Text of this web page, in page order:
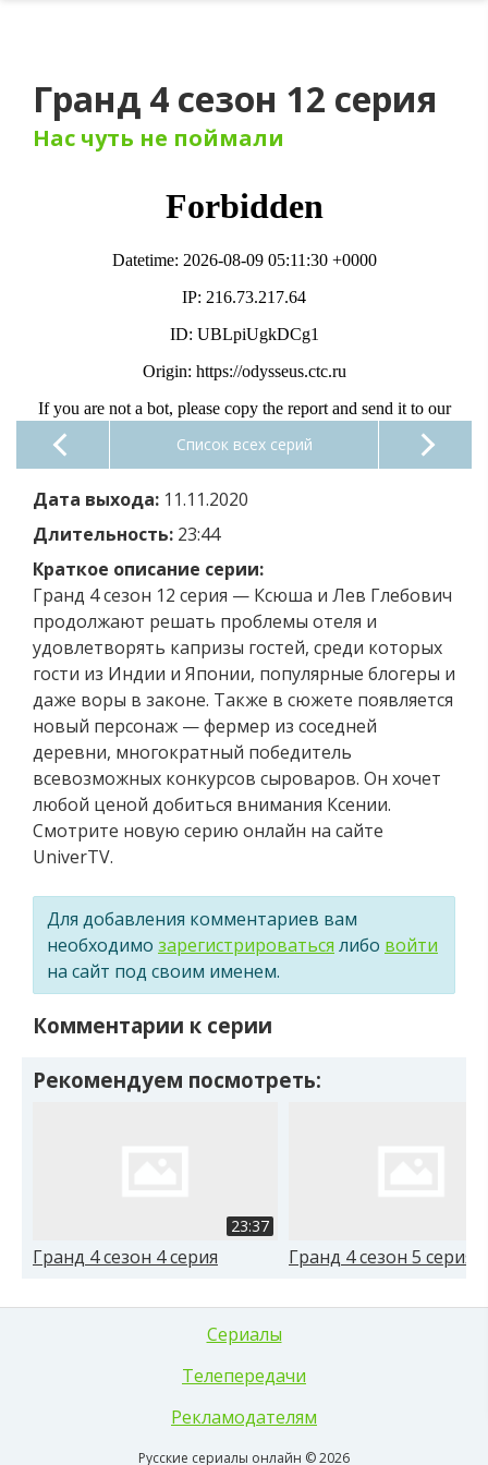
Гранд 4 сезон 12 серия
Нас чуть не поймали
Список всех серий
Дата выхода: 11.11.2020
Длительность: 23:44
Краткое описание серии:
Гранд 4 сезон 12 серия — Ксюша и Лев Глебович
продолжают решать проблемы отеля и
удовлетворять капризы гостей, среди которых
гости из Индии и Японии, популярные блогеры и
даже воры в законе. Также в сюжете появляется
новый персонаж — фермер из соседней
деревни, многократный победитель
всевозможных конкурсов сыроваров. Он хочет
любой ценой добиться внимания Ксении.
Смотрите новую серию онлайн на сайте
UniverTV.
Для добавления комментариев вам
необходимо зарегистрироваться либо войти
на сайт под своим именем.
Комментарии к серии
Рекомендуем посмотреть:
23:37
Гранд 4 сезон 4 серия Гранд 4 сезон 5 серия
Сериалы
Телепередачи
Рекламодателям
Русские сериалы онлайн © 2026